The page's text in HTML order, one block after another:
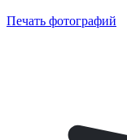
Печать фотографий